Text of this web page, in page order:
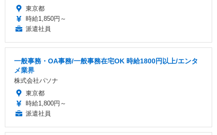
東京都
時給1,850円～
派遣社員
一般事務・OA事務/一般事務在宅OK 時給1800円以上/エンタ
メ業界
株式会社パソナ
東京都
時給1,800円～
派遣社員